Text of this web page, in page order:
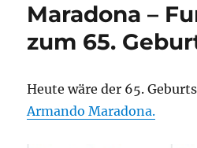
Maradona –
zum 65.
Heute wäre der 65.
Armando Maradona.